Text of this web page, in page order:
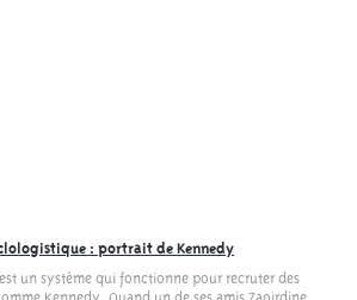
: portrait de Kennedy
un système qui fonctionne pour recruter des
Kennedy. Quand un de ses amis Zaoirdine